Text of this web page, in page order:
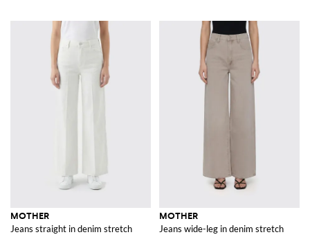
MOTHER
Jeans straight in denim stretch
MOTHER
Jeans wide-leg in denim stretch